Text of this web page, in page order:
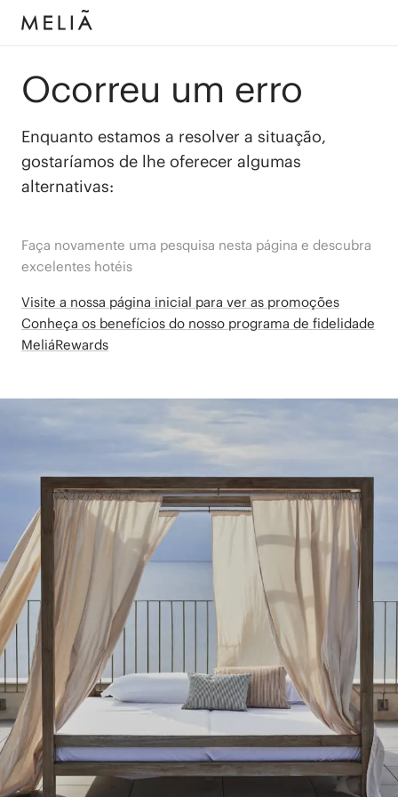
Ocorreu um erro
Enquanto estamos a resolver a situação,
gostaríamos de lhe oferecer algumas
alternativas:
Faça novamente uma pesquisa nesta página e descubra
excelentes hotéis
Visite a nossa página inicial para ver as promoções
Conheça os benefícios do nosso programa de fidelidade
MeliáRewards